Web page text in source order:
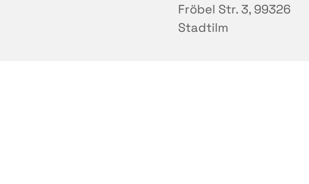
Fröbel Str. 3, 99326
Stadtilm